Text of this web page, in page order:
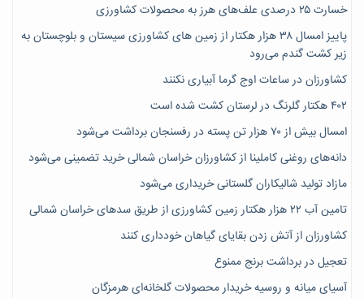
خسارت ۲۵ درصدی علف‌های هرز به محصولات کشاورزی
پاییز امسال ۳۸ هزار هکتار از زمین های کشاورزی سیستان و بلوچستان به
زیر کشت گندم می‌رود
کشاورزان در ساعات اوج گرما آبیاری نکنند
۴۰۲ هکتار گلرنگ در لرستان کشت شده است
امسال بیش از ۷۰ هزار تن پسته در رفسنجان برداشت می‌شود
دانه‌های روغنی کاملینا از کشاورزان خراسان شمالی خرید تضمینی می‌شود
مازاد تولید شالیکاران گلستانی خریداری می‌شود
تامین آب ۲۲ هزار هکتار زمین کشاورزی از طریق سدهای خراسان شمالی
کشاورزان از آتش زدن بقایای گیاهان خودداری کنند
تعجیل در برداشت برنج ممنوع
آسیای میانه و روسیه خریدار محصولات گلخانه‌ای هرمزگان